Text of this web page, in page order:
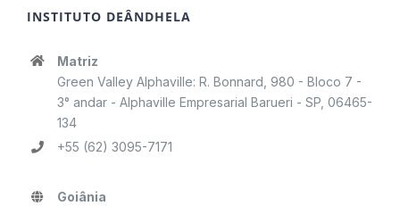
INSTITUTO DEÂNDHELA
Matriz
Green Valley Alphaville: R. Bonnard, 980 - Bloco 7 -
3° andar - Alphaville Empresarial Barueri - SP, 06465-
134
+55 (62) 3095-7171
Goiânia